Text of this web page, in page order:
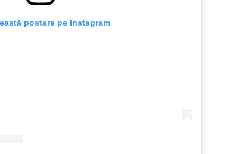
postare pe Instagram